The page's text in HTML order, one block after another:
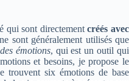
qui sont directementcréés avec
sont généralement utilisés que
émotions, qui est un outil qui
et besoins, je propose le
trouvent six émotions de base